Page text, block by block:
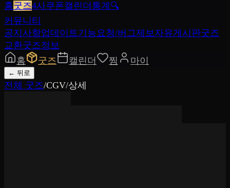
홈굿즈4사쿠폰캘린더 통계 🔍
커뮤니티
공지사항업데이트기능요청/버그제보자유게시판굿즈
교환굿즈정보
홈
굿즈 캘린더 찜 마이
← 뒤로
전체 굿즈/CGV/상세